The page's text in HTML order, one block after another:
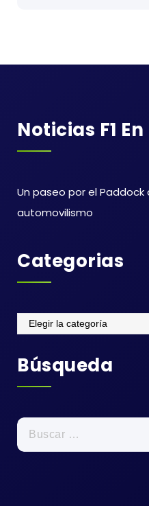
Noticias F1
Un paseo por el
automovilismo
Categorias
Categorias
Búsqueda
Buscar: